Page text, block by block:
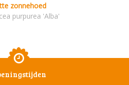
zonnehoed
purpurea 'Alba'